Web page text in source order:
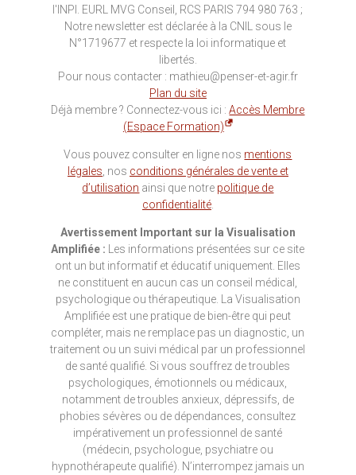
l'INPI. EURL MVG Conseil, RCS PARIS 794 980 763 ;
Notre newsletter est déclarée à la CNIL sous le
N°1719677 et respecte la loi informatique et
libertés.
Pour nous contacter : mathieu@penser-et-agir.fr
Plan du site
Déjà membre ? Connectez-vous ici :Accès Membre
(Espace Formation)
Vous pouvez consulter en ligne nos mentions
légales , nos conditions générales de vente et
d’utilisation ainsi que notre politique de
confidentialité.
Avertissement Important sur la Visualisation
Amplifiée : Les informations présentées sur ce site
ont un but informatif et éducatif uniquement. Elles
ne constituent en aucun cas un conseil médical,
psychologique ou thérapeutique. La Visualisation
Amplifiée est une pratique de bien-être qui peut
compléter, mais ne remplace pas un diagnostic, un
traitement ou un suivi médical par un professionnel
de santé qualifié. Si vous souffrez de troubles
psychologiques, émotionnels ou médicaux,
notamment de troubles anxieux, dépressifs, de
phobies sévères ou de dépendances, consultez
impérativement un professionnel de santé
(médecin, psychologue, psychiatre ou
hypnothérapeute qualifié). N’interrompez jamais un